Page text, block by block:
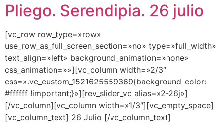
Pliego. Serendipia. 26 julio
[vc_row row_type=»row»
use_row_as_full_screen_section=»no» type=»full_width»
text_align=»left» background_animation=»none»
css_animation=»»][vc_column width=»2/3″
css=».vc_custom_1521625559369{background-color:
#ffffff !important;}»][rev_slider_vc alias=»2-26j»]
[/vc_column][vc_column width=»1/3″][vc_empty_space]
[vc_column_text] 26 Julio [/vc_column_text]